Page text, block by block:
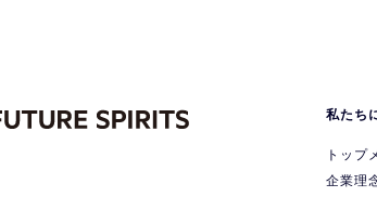
私たち
トップ
企業理